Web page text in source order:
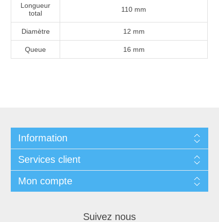
Longueur
total
110 mm
Diamètre 12 mm
Queue 16 mm
Information
Services client
Mon compte
Suivez nous